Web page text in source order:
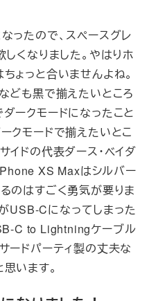
ったので、スペースグレ
くなりました。やはりホ
ょっと合いませんよね。
ども黒で揃えたいところ
ークモードになったこと
クモードで揃えたいとこ
イドの代表ダース・ベイダ
XS Maxはシルバー
のはすごく勇気が要りま
USB-Cになってしまった
C to Lightningケーブル
ードパーティ製の丈夫な
います。